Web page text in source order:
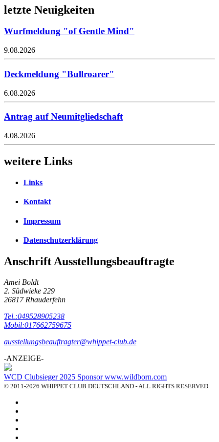
letzte Neuigkeiten
Wurfmeldung "of Gentle Mind"
9.08.2026
Deckmeldung "Bullroarer"
6.08.2026
Antrag auf Neumitgliedschaft
4.08.2026
weitere Links
Links
Kontakt
Impressum
Datenschutzerklärung
Anschrift Ausstellungsbeauftragte
Amei Boldt
2. Südwieke 229
26817 Rhauderfehn
Tel.:049528905238
Mobil:017662759675
ausstellungsbeauftragter@whippet-club.de
-ANZEIGE-
WCD Clubsieger 2025 Sponsor www.wildborn.com
© 2011-2026 WHIPPET CLUB DEUTSCHLAND - ALL RIGHTS RESERVED